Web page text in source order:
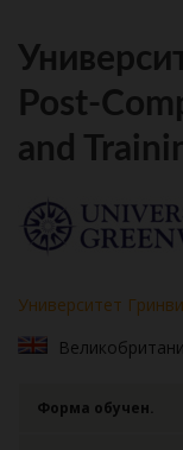
Post-
and
Университет
Форма обучен.